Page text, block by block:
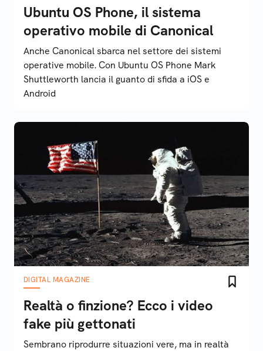
Ubuntu OS Phone, il sistema
operativo mobile di Canonical
Anche Canonical sbarca nel settore dei sistemi
operative mobile. Con Ubuntu OS Phone Mark
Shuttleworth lancia il guanto di sfida a iOS e
Android
DIGITAL MAGAZINE
Realtà o finzione? Ecco i video
fake più gettonati
Sembrano riprodurre situazioni vere, ma in realtà